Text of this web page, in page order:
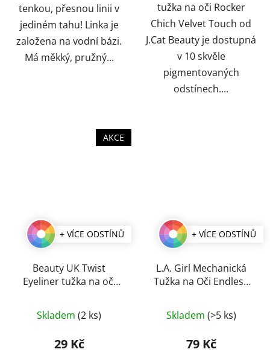
tenkou, přesnou linii v
jediném tahu! Linka je
založena na vodní bázi.
Má měkký, pružný...
tužka na oči Rocker
Chich Velvet Touch od
J.Cat Beauty je dostupná
v 10 skvěle
pigmentovaných
odstínech....
AKCE
+ VÍCE ODSTÍNŮ
Beauty UK Twist
Eyeliner tužka na oči
hodnocení
produktu
Skladem (2 ks)
29 Kč
+ VÍCE ODSTÍNŮ
L.A. Girl Mechanická
Tužka na Oči Endless
hodnocení
produktu
Skladem (>5 ks)
79 Kč